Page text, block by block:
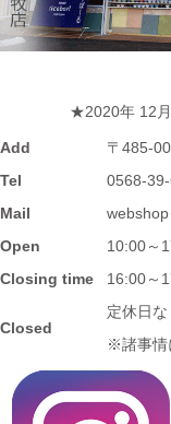
2023/11/16
≪新着商品≫ 波佐見
荷しました♪先行販
2023/11/1
≪再入荷≫窯出し入
2023/10/25
≪新着商品≫ 波佐見
先行販売中！！
2023/10/23
★2020年 12
Add 〒485-
Tel
0568-
Mail
Open
10:00～
Closing time
16:00～
Closed
定休日な
※諸事情